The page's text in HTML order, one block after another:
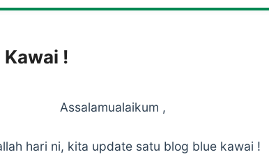
Kawai !
Assalamualaikum ,
hari ni, kita update satu blog blue kawai !